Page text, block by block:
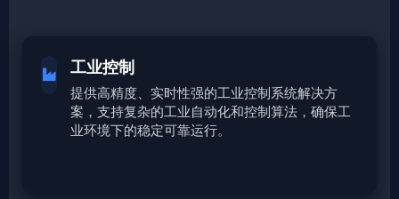
工业控制
提供高精度、实时性强的工业控制系统解决方
案，支持复杂的工业自动化和控制算法，确保工
业环境下的稳定可靠运行。